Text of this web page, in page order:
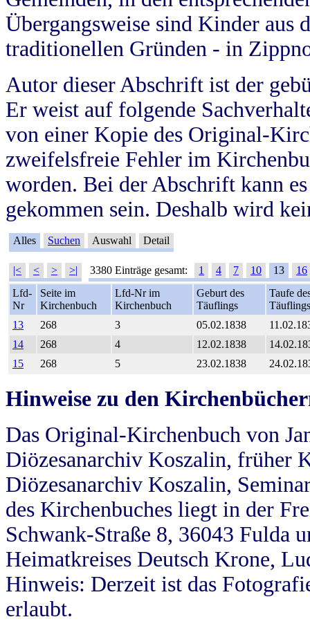
Übergangsweise sind Kinder aus
traditionellen Gründen - in
Autor dieser Abschrift ist der
Er weist auf folgende
von einer Kopie des Original-
zweifelsfreie Fehler im
worden. Bei der Abschrift kann
gekommen sein. Deshalb wird
Alles Suchen Auswahl Detail
|< < > >| 3380 Einträge gesamt: 1 4 7 10 13
16
Lfd-
Nr
Seite im
Kirchenbuch
Lfd-Nr im
Kirchenbuch
Geburt des
Täuflings
Taufe
Täuflings
13
268 3 05.02.1838
14
268 4 12.02.1838
15
268 5 23.02.1838
Hinweise zu den
Das Original-Kirchenbuch von
Diözesanarchiv Koszalin, früher
Diözesanarchiv Koszalin,
des Kirchenbuches liegt in der
Schwank-Straße 8, 36043 Fulda
Heimatkreises Deutsch Krone,
Hinweis: Derzeit ist das
erlaubt.